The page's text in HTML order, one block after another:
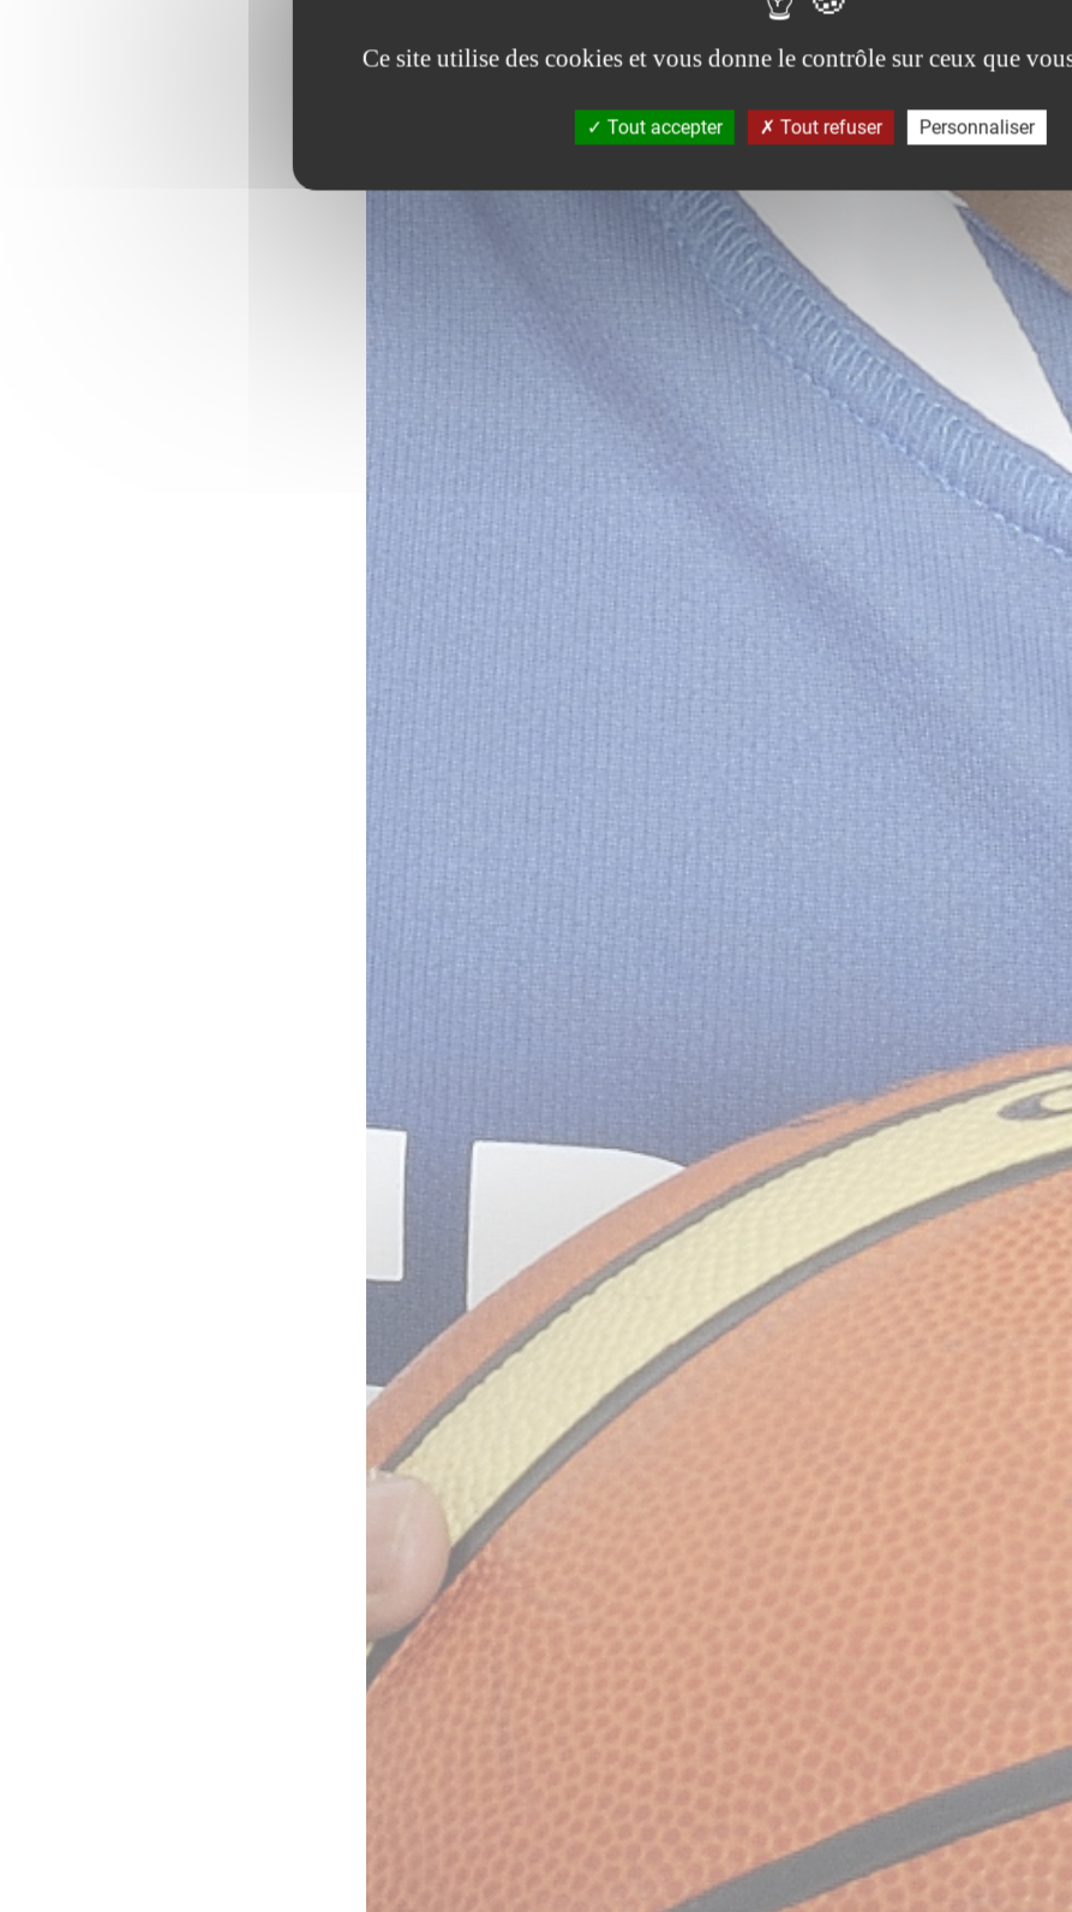
Ce site utilise des cookies et vous donne le contrôle sur ceux que
Tout accepter Tout refuser Personnaliser